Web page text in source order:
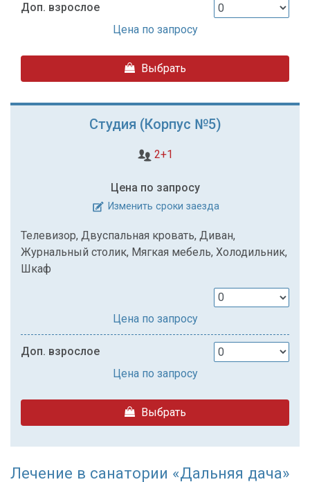
Доп. взрослое
Цена по запросу
Выбрать
Студия (Корпус №5)
2+1
Цена по запросу
Изменить сроки заезда
Телевизор, Двуспальная кровать, Диван,
Журнальный столик, Мягкая мебель, Холодильник,
Шкаф
Цена по запросу
Доп. взрослое
Цена по запросу
Выбрать
Лечение в санатории «Дальняя дача»